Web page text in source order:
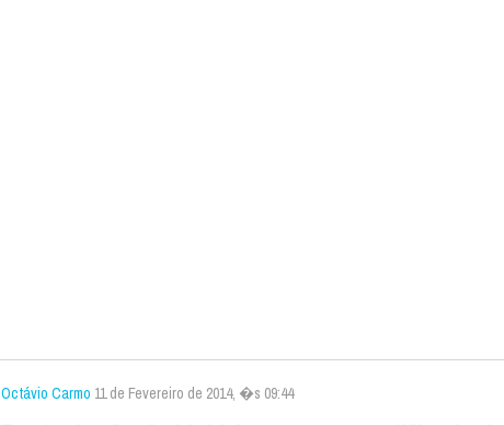
Octávio Carmo 11 de Fevereiro de 2014, �s 09:44